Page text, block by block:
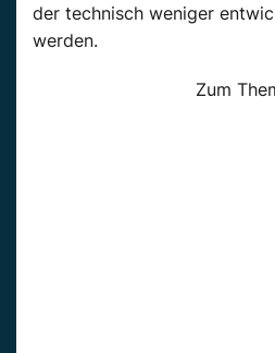
der technisch weniger
werden.
Zum